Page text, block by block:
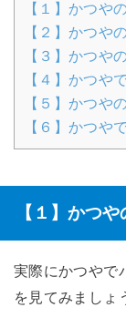
【１】かつや
【２】かつや
【３】かつや
【４】かつや
【５】かつや
【６】かつや
【１】かつ
実際にかつやで
を見てみましょ